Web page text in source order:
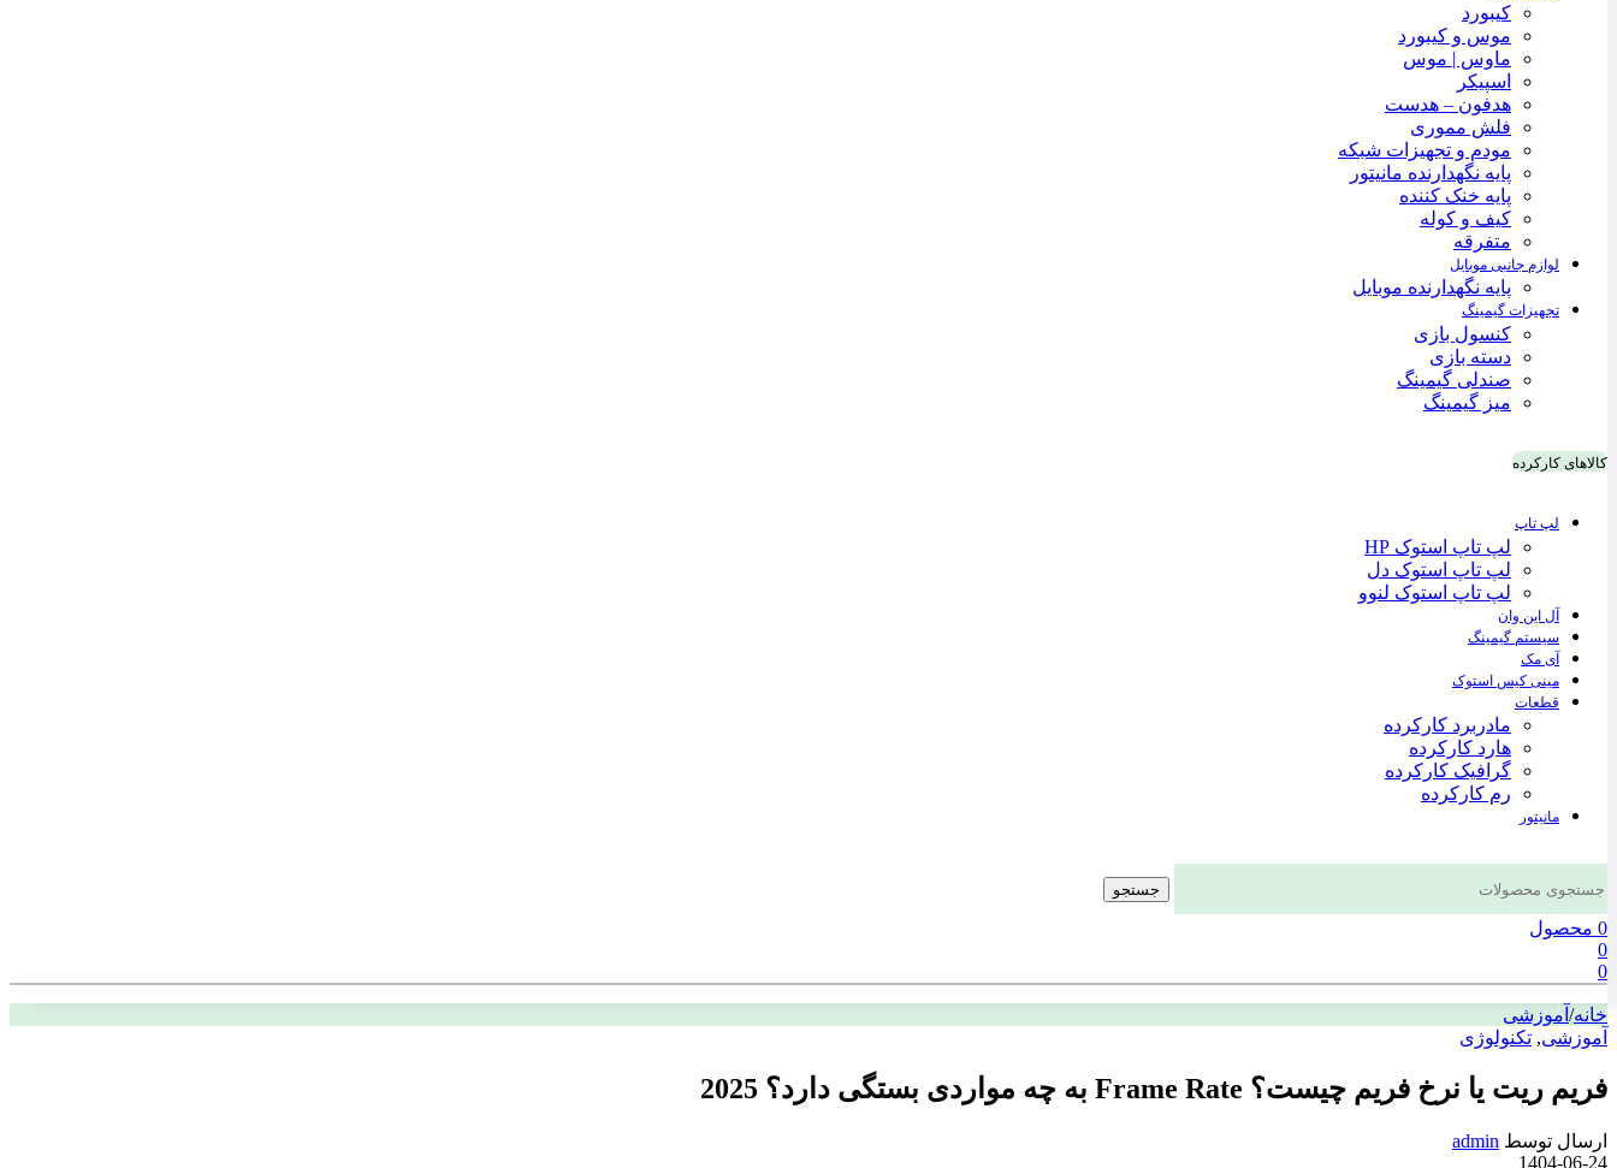
کیبورد
موس و کیبورد
ماوس | موس
اسپیکر
هدفون – هدست
فلش مموری
مودم و تجهیزات شبکه
پایه نگهدارنده مانیتور
پایه خنک کننده
کیف و کوله
متفرقه
لوازم جانبی موبایل
پایه نگهدارنده موبایل
تجهیزات گیمینگ
کنسول بازی
دسته بازی
صندلی گیمینگ
میز گیمینگ
کالاهای کارکرده
لپ تاپ
لپ تاپ استوک HP
لپ تاپ استوک دل
لپ تاپ استوک لنوو
آل این وان
سیستم گیمینگ
آی مک
مینی کیس استوک
قطعات
مادربرد کارکرده
هارد کارکرده
گرافیک کارکرده
رم کارکرده
مانیتور
جستجو
0 محصول
0
0
خانه/ آموزشی
آموزشی, تکنولوژی
فریم ریت یا نرخ فریم چیست؟ Frame Rate به چه مواردی بستگی دارد؟ 2025
ارسال توسط admin
1404-06-24